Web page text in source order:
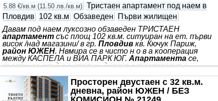
5.88 €/кв.м (11.50 лв./кв.м) Тристаен апартамент под наем в
Пловдив
102 кв.м Обзаведен
Първи жилищен
Давам под наем луксозно обзаведен ТРИСТАЕН
апартамент със площ 102 кв.м. ситуиран на ет. първи
висок /над магазини/ в гр. Пловдив кв. Кючук Париж,
район ЮЖЕН. Нвмира се в чисто н о в а кооперация
между КАСПЕЛА и ВИА ПАРК ЮГ. Апартамента се,
състои се от д в е спални, дневна с трапезария и
Всяка стая е със климатик. Наем: 600 евро
Просторен двустаен с 32 кв.м.
дневна, район ЮЖЕН / БЕЗ